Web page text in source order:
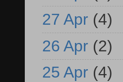
27 Apr (4)
26 Apr (2)
25 Apr (4)